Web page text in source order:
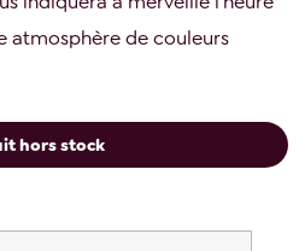
atmosphère de couleurs
hors stock